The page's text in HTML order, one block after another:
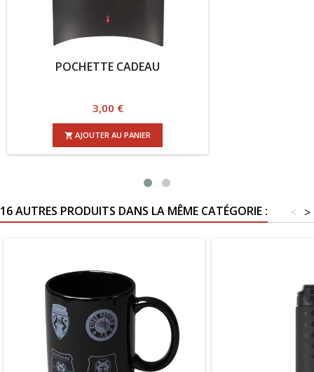
POCHETTE CADEAU
Prix
3,00 €
 AJOUTER AU PANIER
16 AUTRES PRODUITS DANS LA MÊME CATÉGORIE : >
<